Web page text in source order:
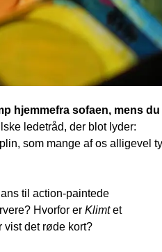
hjemmefra sofaen, mens du
ledetråd, der blot lyder:
som mange af os alligevel
til action-paintede
Hvorfor er Klimtet
vist det røde kort?